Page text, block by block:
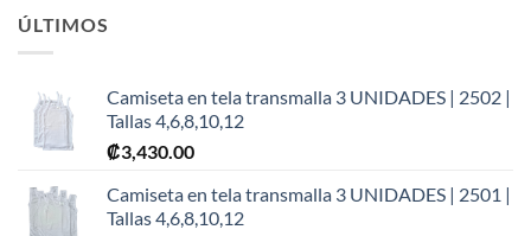
ÚLTIMOS
Camiseta en tela transmalla 3 UNIDADES | 2502 |
Tallas 4,6,8,10,12
₡3,430.00
Camiseta en tela transmalla 3 UNIDADES | 2501 |
Tallas 4,6,8,10,12